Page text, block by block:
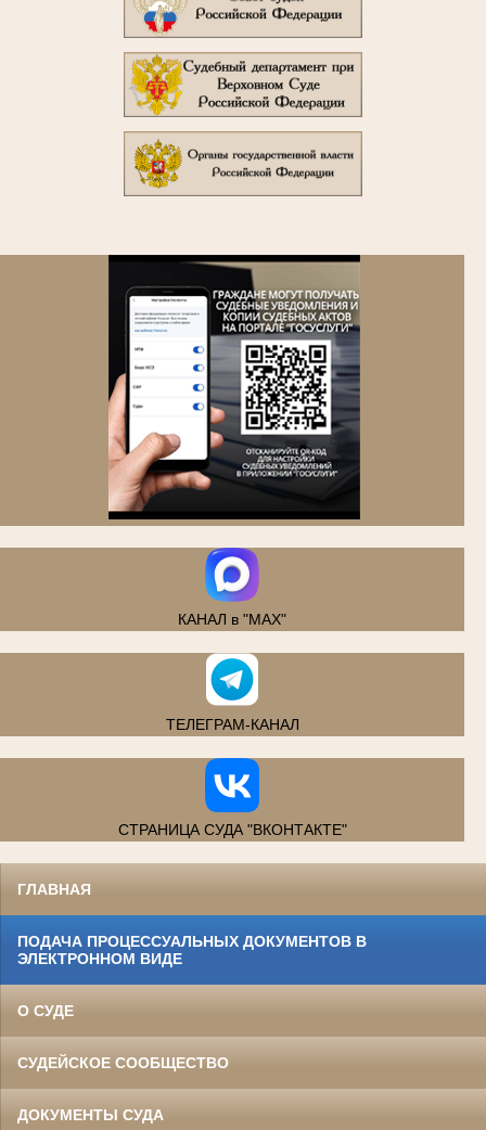
КАНАЛ в "MAX"
ТЕЛЕГРАМ-КАНАЛ
СТРАНИЦА СУДА "ВКОНТАКТЕ"
ГЛАВНАЯ
ПОДАЧА ПРОЦЕССУАЛЬНЫХ ДОКУМЕНТОВ В
ЭЛЕКТРОННОМ ВИДЕ
О СУДЕ
СУДЕЙСКОЕ СООБЩЕСТВО
ДОКУМЕНТЫ СУДА